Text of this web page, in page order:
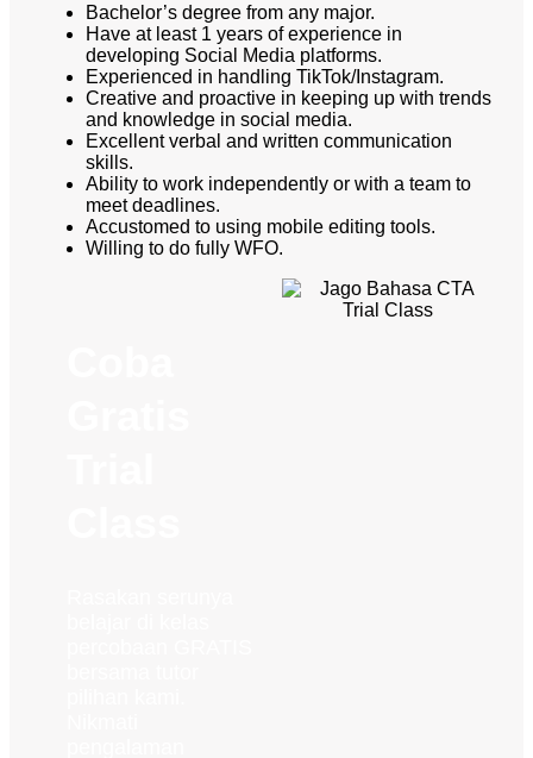
Bachelor’s degree from any major.
Have at least 1 years of experience in
developing Social Media platforms.
Experienced in handling TikTok/Instagram.
Creative and proactive in keeping up with trends
and knowledge in social media.
Excellent verbal and written communication
skills.
Ability to work independently or with a team to
meet deadlines.
Accustomed to using mobile editing tools.
Willing to do fully WFO.